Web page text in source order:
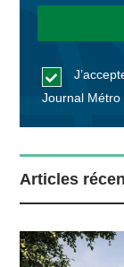
Journal Métro
Articles